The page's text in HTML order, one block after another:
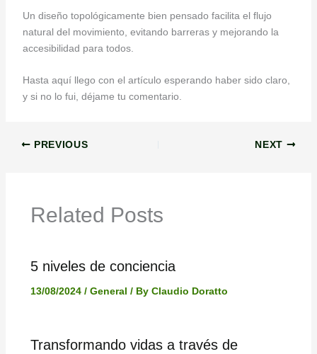
Un diseño topológicamente bien pensado facilita el flujo
natural del movimiento, evitando barreras y mejorando la
accesibilidad para todos.
Hasta aquí llego con el artículo esperando haber sido claro,
y si no lo fui, déjame tu comentario.
PREVIOUS NEXT
Related Posts
5 niveles de conciencia
13/08/2024 / General / By Claudio Doratto
Transformando vidas a través de